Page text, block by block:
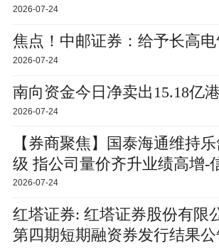
2026-07-24
焦点！中邮证券：给予长高
2026-07-24
南向资金今日净卖出15.18亿
2026-07-24
【券商聚焦】国泰海通维持
级 指公司量价齐升业绩高增-
2026-07-24
红塔证券: 红塔证券股份有限
第四期短期融资券发行结果